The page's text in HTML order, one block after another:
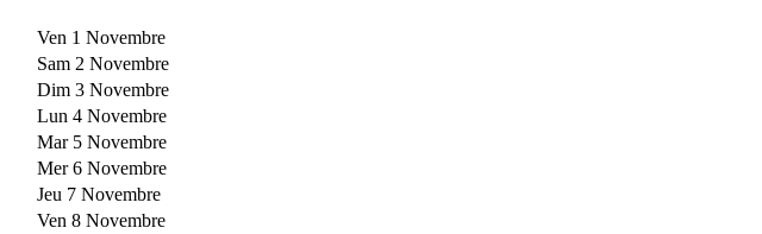
Ven 1 Novembre
Sam 2 Novembre
Dim 3 Novembre
Lun 4 Novembre
Mar 5 Novembre
Mer 6 Novembre
Jeu 7 Novembre
Ven 8 Novembre